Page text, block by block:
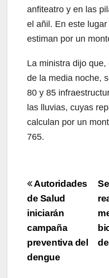
anfiteatro y en las
el añil. En este
estiman por un
La ministra dijo
de la media noche,
80 y 85
las lluvias, cuyas
calculan por un
765.
de
entradas
Autoridades
de Salud
iniciarán
campaña
preventiva del
dengue